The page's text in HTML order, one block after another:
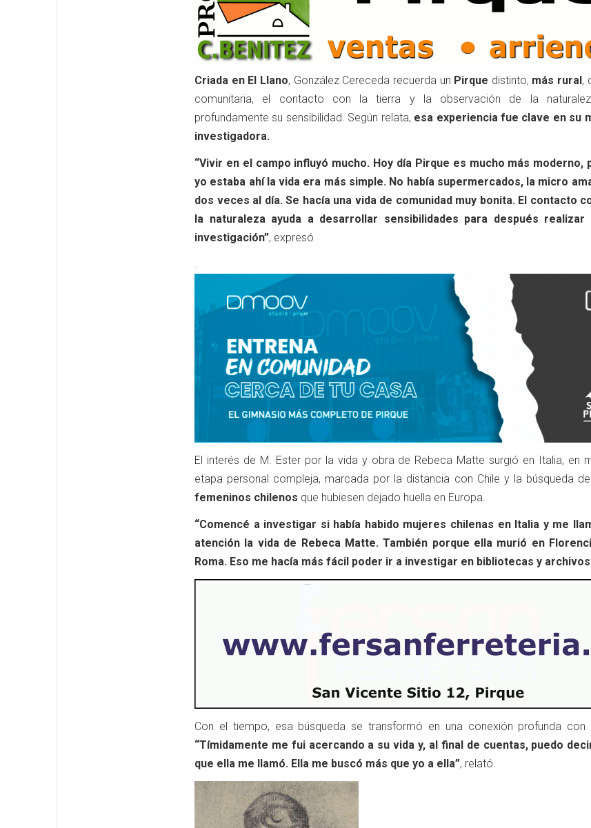
Criada en El Llano, González Cereceda recuerda un Pirque distinto, más rural,
comunitaria, el contacto con la tierra y la observación de la
profundamente su sensibilidad. Según relata, esa experiencia fue clave en su
investigadora.
“Vivir en el campo influyó mucho. Hoy día Pirque es mucho más moderno,
yo estaba ahí la vida era más simple. No había supermercados, la micro
dos veces al día. Se hacía una vida de comunidad muy bonita. El contacto
la naturaleza ayuda a desarrollar sensibilidades para después realizar
investigación”, expresó
El interés de M. Ester por la vida y obra de Rebeca Matte surgió en Italia, en
etapa personal compleja, marcada por la distancia con Chile y la búsqueda de
femeninos chilenos que hubiesen dejado huella en Europa.
“Comencé a investigar si había habido mujeres chilenas en Italia y me
atención la vida de Rebeca Matte. También porque ella murió en
Roma. Eso me hacía más fácil poder ir a investigar en bibliotecas y
Con el tiempo, esa búsqueda se transformó en una conexión profunda con
“Tímidamente me fui acercando a su vida y, al final de cuentas, puedo
que ella me llamó. Ella me buscó más que yo a ella”, relató.